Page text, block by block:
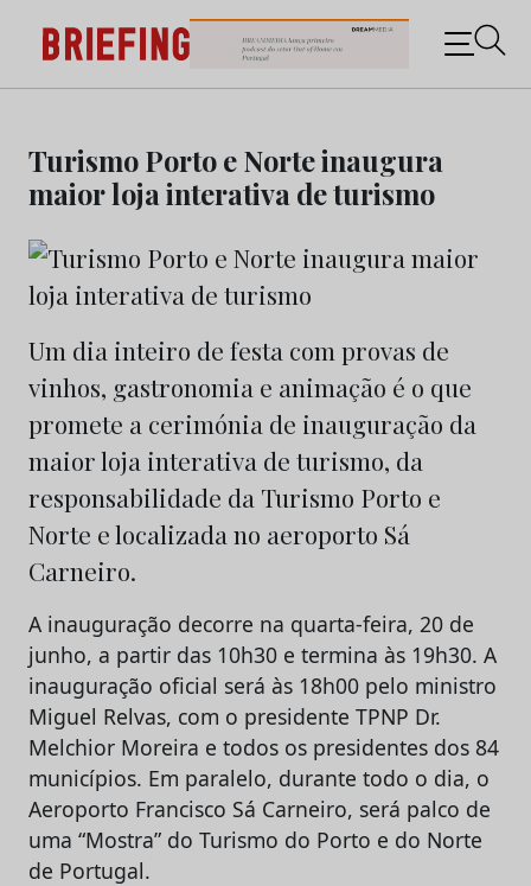
content
Briefing: Todas as notícias sobre os negócios do
Marketing e da Publicidade
Turismo Porto e Norte inaugura
maior loja interativa de turismo
Um dia inteiro de festa com provas de
vinhos, gastronomia e animação é o que
promete a cerimónia de inauguração da
maior loja interativa de turismo, da
responsabilidade da Turismo Porto e
Norte e localizada no aeroporto Sá
Carneiro.
A inauguração decorre na quarta-feira, 20 de
junho, a partir das 10h30 e termina às 19h30. A
inauguração oficial será às 18h00 pelo ministro
Miguel Relvas, com o presidente TPNP Dr.
Melchior Moreira e todos os presidentes dos 84
municípios. Em paralelo, durante todo o dia, o
Aeroporto Francisco Sá Carneiro, será palco de
uma “Mostra” do Turismo do Porto e do Norte
de Portugal.